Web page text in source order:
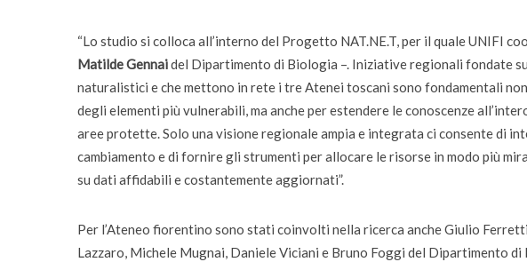
“Lo studio si colloca all’interno del Progetto NAT.NE.T, per il quale UNIFI
Matilde Gennaidel Dipartimento di Biologia –. Iniziative regionali fondate
naturalistici e che mettono in rete i tre Atenei toscani sono fondamentali
degli elementi più vulnerabili, ma anche per estendere le conoscenze
aree protette. Solo una visione regionale ampia e integrata ci consente di
cambiamento e di fornire gli strumenti per allocare le risorse in modo più
su dati affidabili e costantemente aggiornati”.
Per l’Ateneo fiorentino sono stati coinvolti nella ricerca anche Giulio
Lazzaro, Michele Mugnai, Daniele Viciani e Bruno Foggi del Dipartimento di